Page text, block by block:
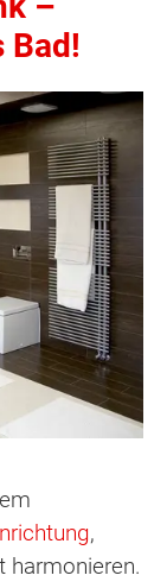
Bad!
,
harmonieren.